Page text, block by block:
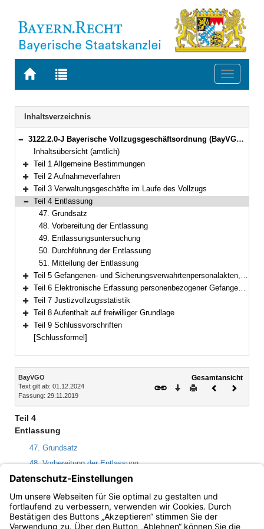
Zur
BAYERN.RECHT
Zur
letzten
Suche
Toggle
Navigation
Inhaltsverzeichnis
Bereich reduzieren
3122.2.0-J Bayerische Vollzugsgeschäftsordnung (BayVGO) Bekanntmachung des Bayerischen Staatsministeriums der Justiz vom 29. November 2019, Az. F3 - 1464 - VII a - 9807/2016 (BayMBl. Nr. 537)
Inhaltsübersicht (amtlich)
Bereich erweitern
Teil 1 Allgemeine Bestimmungen
Bereich erweitern
Teil 2 Aufnahmeverfahren
Bereich erweitern
Teil 3 Verwaltungsgeschäfte im Laufe des Vollzugs
Bereich reduzieren
Teil 4 Entlassung
47. Grundsatz
48. Vorbereitung der Entlassung
49. Entlassungsuntersuchung
50. Durchführung der Entlassung
51. Mitteilung der Entlassung
Bereich erweitern
Teil 5 Gefangenen- und Sicherungsverwahrtenpersonalakten, Gesundheitsakten und Therapieakten
Bereich erweitern
Teil 6 Elektronische Erfassung personenbezogener Gefangenendaten, Gefangenenbuch
Bereich erweitern
Teil 7 Justizvollzugsstatistik
Bereich erweitern
Teil 8 Aufenthalt auf freiwilliger Grundlage
Bereich erweitern
Teil 9 Schlussvorschriften
[Schlussformel]
Inhalt
BayVGO
Text gilt ab: 01.12.2024
Fassung: 29.11.2019
Gesamtansicht
Download
DruckenVorheriges
Teil 4
Entlassung
47. Grundsatz
48. Vorbereitung der Entlassung
49. Entlassungsuntersuchung
50. Durchführung der Entlassung
51. Mitteilung der Entlassung